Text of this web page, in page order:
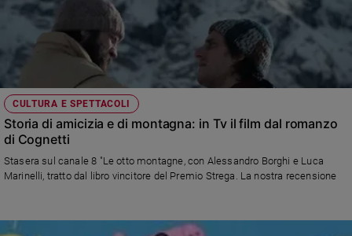
CULTURA E SPETTACOLI
Storia di amicizia e di montagna: in Tv il film dal romanzo
di Cognetti
Stasera sul canale 8 "Le otto montagne, con Alessandro Borghi e Luca
Marinelli, tratto dal libro vincitore del Premio Strega. La nostra recensione